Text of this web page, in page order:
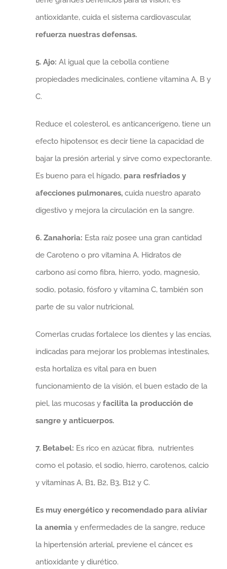
antioxidante, cuida el sistema cardiovascular,
refuerza nuestras defensas.
5. Ajo: Al igual que la cebolla contiene
propiedades medicinales, contiene vitamina A, B y
C.
Reduce el colesterol, es anticancerígeno, tiene un
efecto hipotensor, es decir tiene la capacidad de
bajar la presión arterial y sirve como expectorante.
Es bueno para el hígado, para resfriados y
afecciones pulmonares, cuida nuestro aparato
digestivo y mejora la circulación en la sangre.
6. Zanahoria: Esta raíz posee una gran cantidad
de Caroteno o pro vitamina A. Hidratos de
carbono así como fibra, hierro, yodo, magnesio,
sodio, potasio, fósforo y vitamina C, también son
parte de su valor nutricional.
Comerlas crudas fortalece los dientes y las encías,
indicadas para mejorar los problemas intestinales,
esta hortaliza es vital para en buen
funcionamiento de la visión, el buen estado de la
piel, las mucosas y facilita la producción de
sangre y anticuerpos.
7. Betabel: Es rico en azúcar, fibra, nutrientes
como el potasio, el sodio, hierro, carotenos, calcio
y vitaminas A, B1, B2, B3, B12 y C.
Es muy energético y recomendado para aliviar
la anemia y enfermedades de la sangre, reduce
la hipertensión arterial, previene el cáncer, es
antioxidante y diurético.